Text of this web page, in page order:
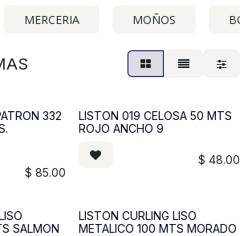
MERCERIA MOÑOS
332
$ 85.00
LISTON 019 CELOSA 50 MTS
ROJO ANCHO 9
$ 48.00
SALMON
LISTON CURLING LISO
METALICO 100 MTS MORADO